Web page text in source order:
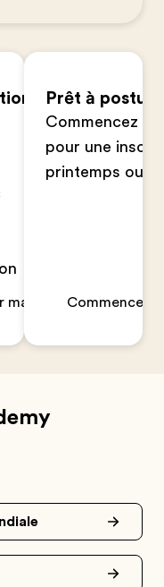
maintenant
Prêt à
Commencez
pour une
printemps ou à
Commencer